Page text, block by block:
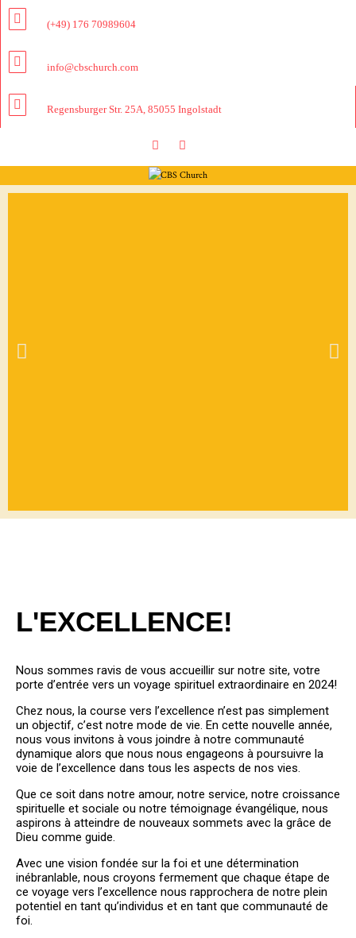
(+49) 176 70989604
info@cbschurch.com
Regensburger Str. 25A, 85055 Ingolstadt
PARMIS
NOUS
PLUS QU'UNE ÉGLISE, UNE
VÉRITABLE FAMILLE!
L'EXCELLENCE!
Nous sommes ravis de vous accueillir sur notre site, votre
porte d’entrée vers un voyage spirituel extraordinaire en 2024!
Chez nous, la course vers l’excellence n’est pas simplement
un objectif, c’est notre mode de vie. En cette nouvelle année,
nous vous invitons à vous joindre à notre communauté
dynamique alors que nous nous engageons à poursuivre la
voie de l’excellence dans tous les aspects de nos vies.
Que ce soit dans notre amour, notre service, notre croissance
spirituelle et sociale ou notre témoignage évangélique, nous
aspirons à atteindre de nouveaux sommets avec la grâce de
Dieu comme guide.
Avec une vision fondée sur la foi et une détermination
inébranlable, nous croyons fermement que chaque étape de
ce voyage vers l’excellence nous rapprochera de notre plein
potentiel en tant qu’individus et en tant que communauté de
foi.